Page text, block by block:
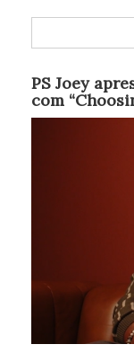
PS Joey
com